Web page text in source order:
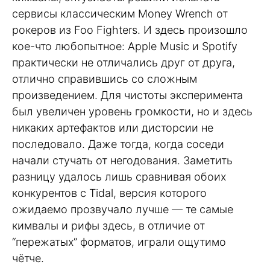
сервисы классическим Money Wrench от
рокеров из Foo Fighters. И здесь произошло
кое-что любопытное: Apple Music и Spotify
практически не отличались друг от друга,
отлично справившись со сложным
произведением. Для чистоты эксперимента
был увеличен уровень громкости, но и здесь
никаких артефактов или дисторсии не
последовало. Даже тогда, когда соседи
начали стучать от негодования. Заметить
разницу удалось лишь сравнивая обоих
конкурентов с Tidal, версия которого
ожидаемо прозвучало лучше — те самые
кимвалы и рифы здесь, в отличие от
“пережатых” форматов, играли ощутимо
чётче.